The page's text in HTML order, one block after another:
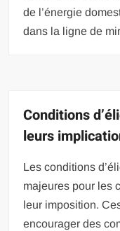
de l’énergie
dans la ligne de
Conditions
leurs
Les conditions
majeures pour les
leur imposition.
encourager des